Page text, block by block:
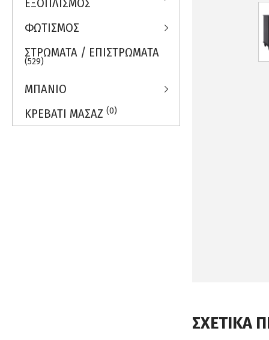
ΕΞΟΠΛΙΣΜΟΣ
ΦΩΤΙΣΜΟΣ
ΣΤΡΩΜΑΤΑ / ΕΠΙΣΤΡΩΜΑΤΑ
(529)
ΜΠΑΝΙΟ
ΚΡΕΒΑΤΙ ΜΑΣΑΖ (0)
ΣΧΕΤΙΚΑ